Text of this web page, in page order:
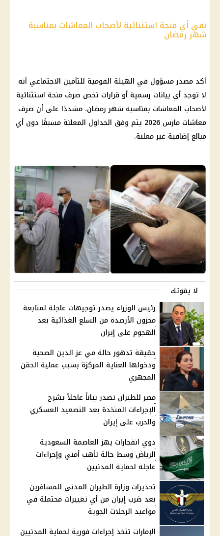
نفي أي منحة استثنائية لأصحاب المعاشات بمناسبة
شهر رمضان
أكد مصدر مسؤول في الهيئة القومية للتأمين الاجتماعي أنه
لا توجد أي بيانات رسمية أو قرارات تخص صرف منحة استثنائية
لأصحاب المعاشات بمناسبة شهر رمضان، مشددًا على أن صرف
معاشات مارس 2026
يتم وفق الجداول المعلنة مسبقًا دون أي
مبالغ إضافية غير معلنة.
لا يفوتك
رئيس الوزراء يصدر توجيهات عاجلة لمتابعة
مخزون الأرصدة من السلع الغذائية بعد
الهجوم على إيران
حقيقة تدهور حالة مي عز الدين الصحية
ودخولها العناية المركزة بسبب عملية الحقن
المجهري
مصر للطيران تصدر بياناً عاجلاً يشرح
الإجراءات المتخذة بعد التصعيد العسكري
والحرب على إيران
دوي انفجارات يهز العاصمة السعودية
الرياض وسط حالة تأهب أمني وإجراءات
عاجلة لحماية المدنيين
تحذيرات وزارة الطيران المدني للمسافرين
بعد ضرب إيران من أي تغييرات محتملة في
مواعيد الرحلات الجوية
الإمارات تتخذ إجراءات فورية لحماية المدنيين